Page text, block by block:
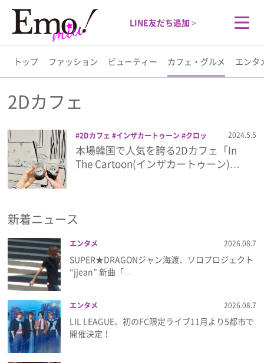
LINE友だち追加 >
トップ ファッション ビューティー カフェ・グルメ エンタ
トップ
ファッション
ビューティー
カフェ・グルメ
エンタメ
ライフスタイル
プレゼント
インタビュー
2Dカフェ
2Dカフェ インザカートゥーン
クロッ
フル スイーツ ヨドバシカメラ リンク
ス梅田
韓国グルメ
2024.5.5
本場韓国で人気を誇る2Dカフェ「In
The Cartoon(インザカートゥーン)…
新着ニュース
エンタメ 2026.08.7
SUPER★DRAGONジャン海渡、ソロプロジェクト
“jjean” 新曲「…
エンタメ 2026.08.7
LIL LEAGUE、初のFC限定ライブ11月より5都市で
開催決定！